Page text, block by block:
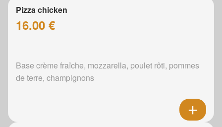
Pizza chicken
16.00 €
Base crème fraîche, mozzarella, poulet rôti, pommes
de terre, champignons